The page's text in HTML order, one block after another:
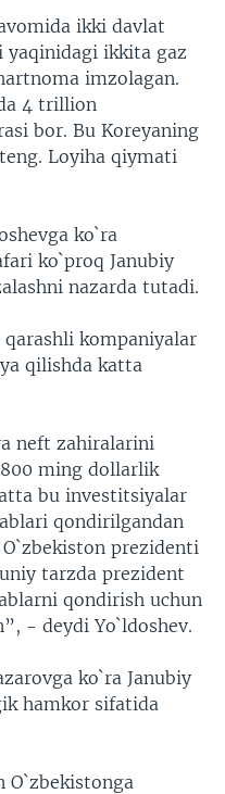
ikki davlat
yaqinidagi ikkita gaz
imzolagan.
4 trillion
bor. Bu Koreyaning
Loyiha qiymati
ko`ra
ko`proq Janubiy
nazarda tutadi.
qarashli kompaniyalar
qilishda katta
neft zahiralarini
ming dollarlik
bu investitsiyalar
qondirilgandan
prezidenti
tarzda prezident
qondirish uchun
- deydi Yo`ldoshev.
ko`ra Janubiy
hamkor sifatida
O`zbekistonga